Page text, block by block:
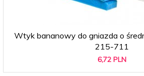
Wtyk bananowy do gniazda o
215-711
6,72 PLN